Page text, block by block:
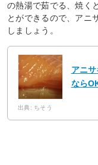
の熱湯で茹でる、焼く
とができるので、アニ
しましょう。
アニ
なら
出典: ちそう